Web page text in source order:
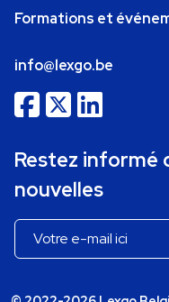
Formations et
info@lexgo.be
Restez informé
nouvelles